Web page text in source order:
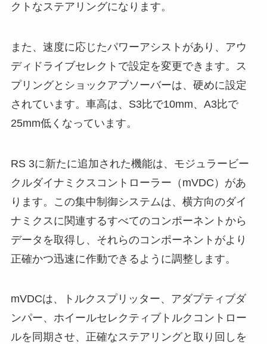
クトなステアリングになります。
また、速度に応じたパワーアシストがあり、アウ
ディドライブセレクトで設定を変更できます。ス
プリングとショックアブソーバーは、硬めに設定
されています。車高は、S3比で10mm、A3比で
25mm低くなっています。
RS 3に新たに追加された機能は、モジュラービー
クルダイナミクスコントローラー（mVDC）があ
ります。この集中制御システムは、横方向のダイ
ナミクスに関連するすべてのコンポーネントから
データを取得し、それらのコンポーネントがより
正確かつ迅速に作動できるように調整します。
mVDCは、トルクスプリッター、アダプティブダ
ンパー、ホイールセレクティブトルクコントロー
ルを同期させ、正確なステアリングと取り回しを